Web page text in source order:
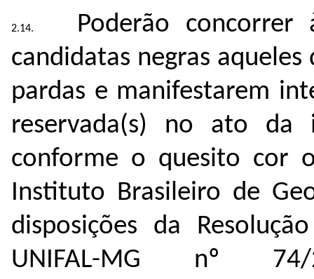
Poderão concorrer
candidatas negras
pardas e manifestarem
reservada(s) no ato da
conforme o quesito cor
Instituto Brasileiro de
disposições da
UNIFAL-MG nº